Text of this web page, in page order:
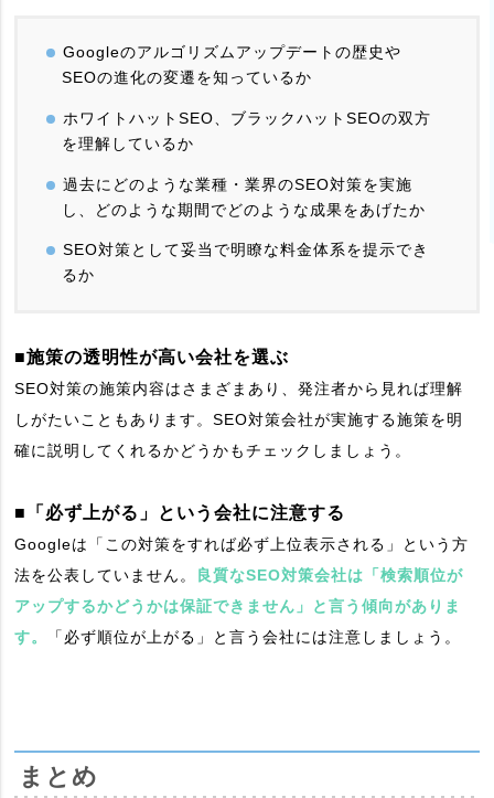
Googleのアルゴリズムアップデートの歴史や
SEOの進化の変遷を知っているか
ホワイトハットSEO、ブラックハットSEOの双方
を理解しているか
過去にどのような業種・業界のSEO対策を実施
し、どのような期間でどのような成果をあげたか
SEO対策として妥当で明瞭な料金体系を提示でき
るか
■施策の透明性が高い会社を選ぶ
SEO対策の施策内容はさまざまあり、発注者から見れば理解
しがたいこともあります。SEO対策会社が実施する施策を明
確に説明してくれるかどうかもチェックしましょう。
■「必ず上がる」という会社に注意する
Googleは「この対策をすれば必ず上位表示される」という方
法を公表していません。
良質なSEO対策会社は「検索順位が
アップするかどうかは保証できません」と言う傾向がありま
す。
「必ず順位が上がる」と言う会社には注意しましょう。
まとめ